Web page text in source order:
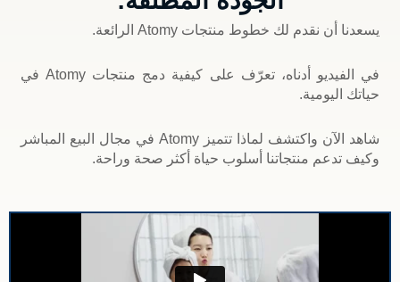
يسعدنا أن نقدم لك خطوط منتجات Atomy الرائعة.
في الفيديو أدناه، تعرّف على كيفية دمج منتجات Atomy في
حياتك اليومية.
شاهد الآن واكتشف لماذا تتميز Atomy في مجال البيع المباشر
وكيف تدعم منتجاتنا أسلوب حياة أكثر صحة وراحة.